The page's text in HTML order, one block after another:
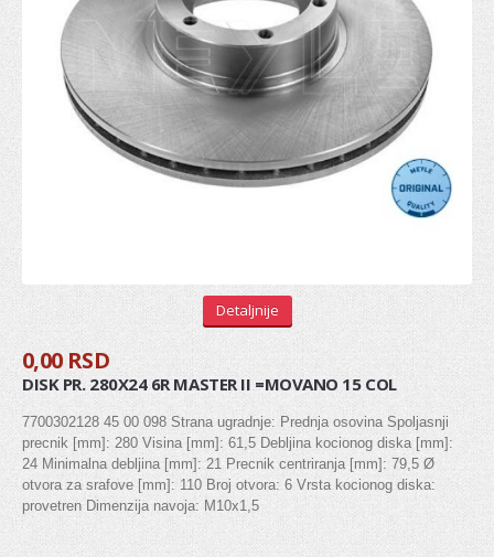
Gumice balans štangle
Silen blok viljuške
Silen blok trapa
Centralna spona
Šolje amortizera
MENJAČ
Pinjon
Birač brzine
Detaljnije
0,00 RSD
DISK PR. 280X24 6R MASTER II =MOVANO 15 COL
7700302128 45 00 098 Strana ugradnje: Prednja osovina Spoljasnji
precnik [mm]: 280 Visina [mm]: 61,5 Debljina kocionog diska [mm]:
24 Minimalna debljina [mm]: 21 Precnik centriranja [mm]: 79,5 Ø
otvora za srafove [mm]: 110 Broj otvora: 6 Vrsta kocionog diska:
provetren Dimenzija navoja: M10x1,5